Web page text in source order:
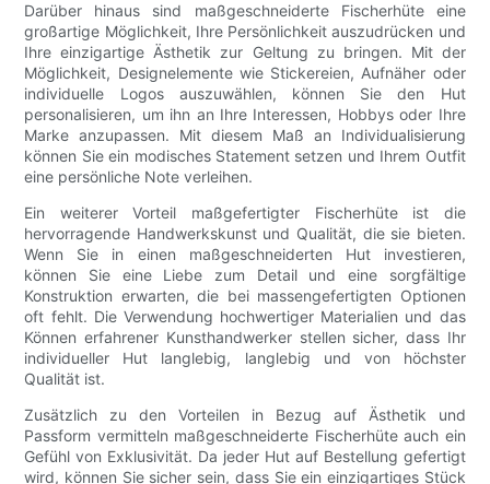
Darüber hinaus sind maßgeschneiderte Fischerhüte eine
großartige Möglichkeit, Ihre Persönlichkeit auszudrücken und
Ihre einzigartige Ästhetik zur Geltung zu bringen. Mit der
Möglichkeit, Designelemente wie Stickereien, Aufnäher oder
individuelle Logos auszuwählen, können Sie den Hut
personalisieren, um ihn an Ihre Interessen, Hobbys oder Ihre
Marke anzupassen. Mit diesem Maß an Individualisierung
können Sie ein modisches Statement setzen und Ihrem Outfit
eine persönliche Note verleihen.
Ein weiterer Vorteil maßgefertigter Fischerhüte ist die
hervorragende Handwerkskunst und Qualität, die sie bieten.
Wenn Sie in einen maßgeschneiderten Hut investieren,
können Sie eine Liebe zum Detail und eine sorgfältige
Konstruktion erwarten, die bei massengefertigten Optionen
oft fehlt. Die Verwendung hochwertiger Materialien und das
Können erfahrener Kunsthandwerker stellen sicher, dass Ihr
individueller Hut langlebig, langlebig und von höchster
Qualität ist.
Zusätzlich zu den Vorteilen in Bezug auf Ästhetik und
Passform vermitteln maßgeschneiderte Fischerhüte auch ein
Gefühl von Exklusivität. Da jeder Hut auf Bestellung gefertigt
wird, können Sie sicher sein, dass Sie ein einzigartiges Stück